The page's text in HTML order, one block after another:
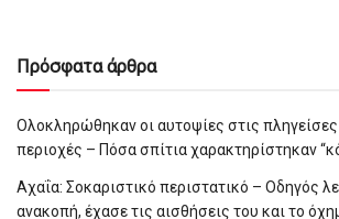
Πρόσφατα άρθρα
Ολοκληρώθηκαν οι αυτοψίες στις
περιοχές – Πόσα σπίτια χαρακτηρίστηκαν
Αχαΐα: Σοκαριστικό περιστατικό – Οδηγός
ανακοπή, έχασε τις αισθήσεις του και το